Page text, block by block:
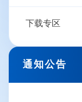
下载专区
通知公告